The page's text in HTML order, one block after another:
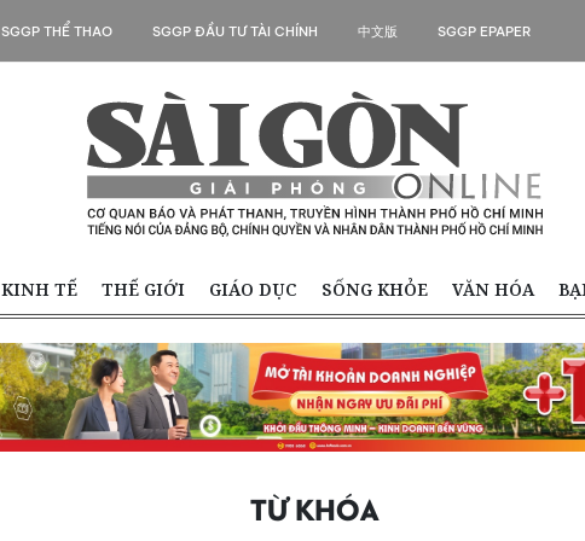
SGGP THỂ THAO SGGP ĐẦU TƯ TÀI CHÍNH 中文版 SGGP EPAPER
KINH TẾ THẾ GIỚI GIÁO DỤC SỐNG KHỎE VĂN HÓA
TỪ KHÓA